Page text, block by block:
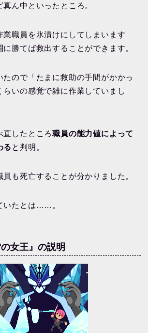
ん中といったところ。
業職員を氷漬けにしてしまいます
勝てば救出することができます。
たので「たまに救助の手間がかかっ
らいの感覚で雑に作業していまし
直したところ職員の能力値によって
る と判明。
も死亡することが分かりました。
いたとは……。
女王』の説明